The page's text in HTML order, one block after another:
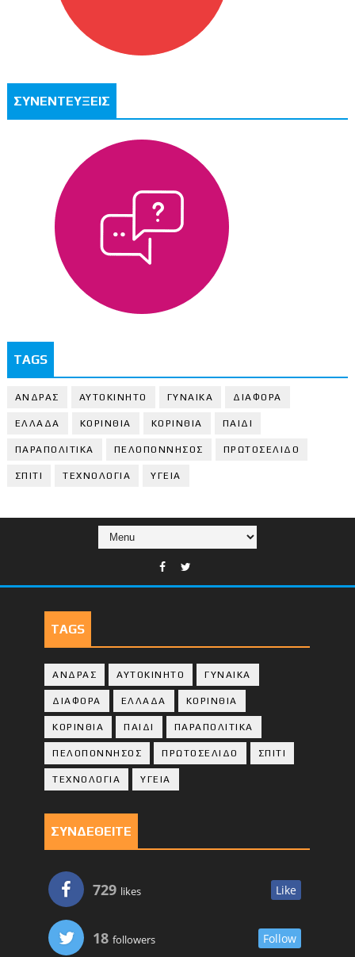
ΣΥΝΕΝΤΕΥΞΕΙΣ
TAGS
ΑΝΔΡΑΣ ΑΥΤΟΚΙΝΗΤΟ ΓΥΝΑΙΚΑ ΔΙΑΦΟΡΑ
ΕΛΛΑΔΑ ΚΟΡΙΝΘΙΑ ΚΟΡΙΝΘΙA ΠΑΙΔΙ
ΠΑΡΑΠΟΛΙΤΙΚΑ ΠΕΛΟΠΟΝΝΗΣΟΣ ΠΡΩΤΟΣΕΛΙΔΟ
ΣΠΙΤΙ ΤΕΧΝΟΛΟΓΙΑ ΥΓΕΙΑ
TAGS
ΑΝΔΡΑΣ ΑΥΤΟΚΙΝΗΤΟ ΓΥΝΑΙΚΑ
ΔΙΑΦΟΡΑ ΕΛΛΑΔΑ ΚΟΡΙΝΘΙΑ
ΚΟΡΙΝΘΙA ΠΑΙΔΙ ΠΑΡΑΠΟΛΙΤΙΚΑ
ΠΕΛΟΠΟΝΝΗΣΟΣ ΠΡΩΤΟΣΕΛΙΔΟ ΣΠΙΤΙ
ΤΕΧΝΟΛΟΓΙΑ ΥΓΕΙΑ
ΣΥΝΔΕΘΕΙΤΕ
729 likes Like
18 followers Follow